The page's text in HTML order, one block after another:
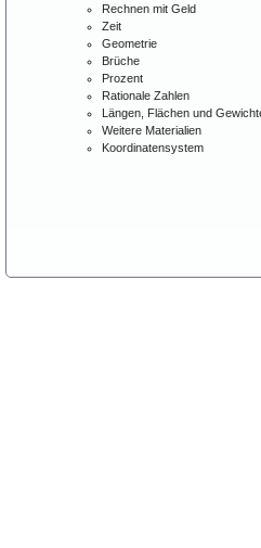
Rechnen mit Geld
Zeit
Geometrie
Brüche
Prozent
Rationale Zahlen
Längen, Flächen und
Weitere Materialien
Koordinatensystem